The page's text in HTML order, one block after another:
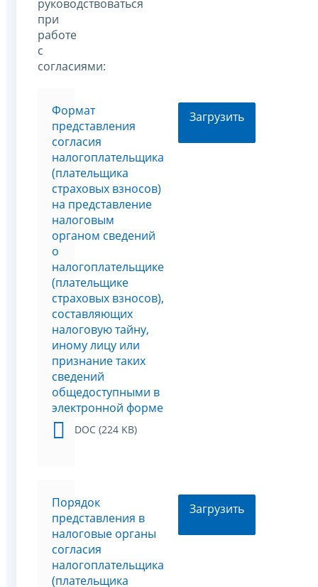
руководствоваться
при
работе
с
согласиями:
Формат
представления
согласия
налогоплательщика
(плательщика
страховых взносов)
на представление
налоговым
органом сведений
о
налогоплательщике
(плательщике
страховых взносов),
составляющих
налоговую тайну,
иному лицу или
признание таких
сведений
общедоступными в
электронной форме
DOC (224 KB)
Загрузить
Порядок
представления в
налоговые органы
согласия
налогоплательщика
(плательщика
Загрузить